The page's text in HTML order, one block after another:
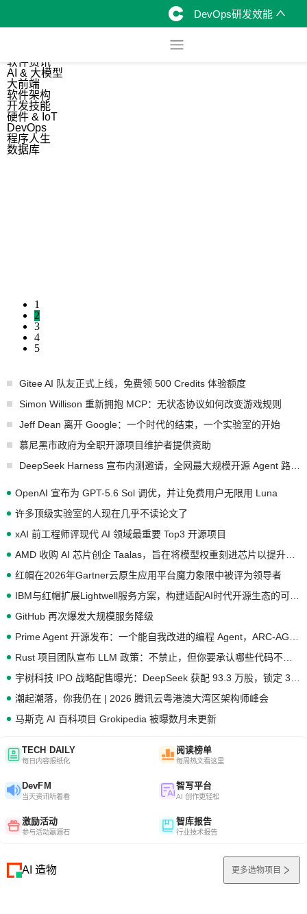
DevOps研发效能
软件资讯
AI & 大模型
大前端
软件架构
开发技能
硬件 & IoT
DevOps
程序人生
数据库
1
2
3
4
5
Gitee AI 队友正式上线，免费领 500 Credits 体验额度
Simon Willison 重新拥抱 MCP：无状态协议如何改变游戏规则
Jeff Dean 离开 Google：一个时代的结束，一个实验室的开始
慕尼黑市政府为全职开源项目维护者提供资助
OpenAI 宣布为 GPT-5.6 Sol 调优，并让免费用户无限用 Luna
许多顶级实验室的人现在几乎不读论文了
xAI 前工程师评现代 AI 领域最重要 Top3 开源项目
红帽在2026年Gartner云原生应用平台魔力象限中被评为领导者
GitHub 再次爆发大规模服务降级
潮起潮落，你我仍在 | 2026 腾讯云粤港澳大湾区架构师峰会
马斯克 AI 百科项目 Grokipedia 被曝数月未更新
TECH DAILY
每日内容报纸化
阅读榜单
每周热文看这里
DevFM
当天资讯听着看
智写平台
AI 创作更轻松
激励活动
参与活动赢源石
智库报告
行业技术报告
AI 造物 更多造物项目